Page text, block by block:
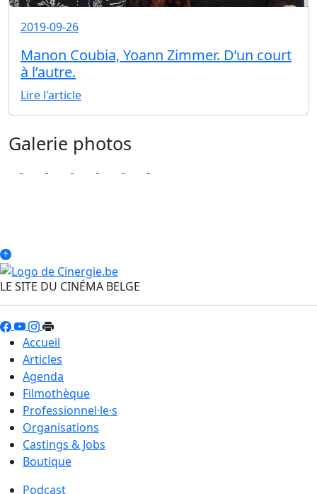
2019-09-26
Manon Coubia, Yoann Zimmer. D’un court
à l’autre.
Lire l'article
Galerie photos
LE SITE DU CINÉMA BELGE
Accueil
Articles
Agenda
Filmothèque
Professionnel·le·s
Organisations
Castings & Jobs
Boutique
Podcast